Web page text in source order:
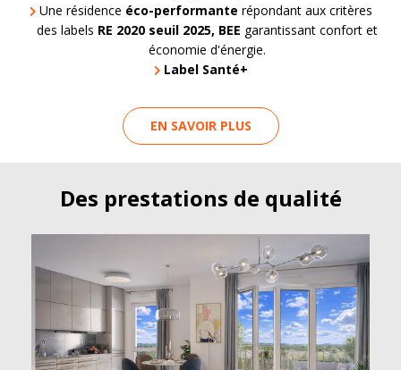
Une résidence éco-performante répondant aux critères
des labels RE 2020 seuil 2025, BEE garantissant confort et
économie d'énergie.
Label Santé+
EN SAVOIR PLUS
Des prestations de qualité